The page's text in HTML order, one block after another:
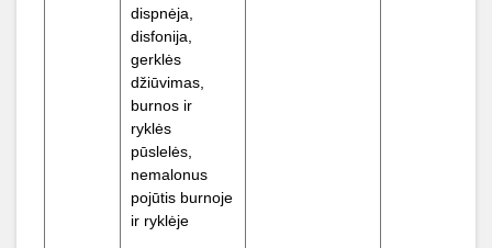
dispnėja,
disfonija,
gerklės
džiūvimas,
burnos ir
ryklės
pūslelės,
nemalonus
pojūtis burnoje
ir ryklėje